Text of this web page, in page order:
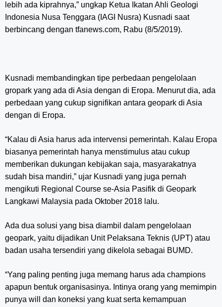
lebih ada kiprahnya,” ungkap Ketua Ikatan Ahli Geologi
Indonesia Nusa Tenggara (IAGI Nusra) Kusnadi saat
berbincang dengan tfanews.com, Rabu (8/5/2019).
Kusnadi membandingkan tipe perbedaan pengelolaan
gropark yang ada di Asia dengan di Eropa. Menurut dia, ada
perbedaan yang cukup signifikan antara geopark di Asia
dengan di Eropa.
“Kalau di Asia harus ada intervensi pemerintah. Kalau Eropa
biasanya pemerintah hanya menstimulus atau cukup
memberikan dukungan kebijakan saja, masyarakatnya
sudah bisa mandiri,” ujar Kusnadi yang juga pernah
mengikuti Regional Course se-Asia Pasifik di Geopark
Langkawi Malaysia pada Oktober 2018 lalu.
Ada dua solusi yang bisa diambil dalam pengelolaan
geopark, yaitu dijadikan Unit Pelaksana Teknis (UPT) atau
badan usaha tersendiri yang dikelola sebagai BUMD.
“Yang paling penting juga memang harus ada champions
apapun bentuk organisasinya. Intinya orang yang memimpin
punya will dan koneksi yang kuat serta kemampuan